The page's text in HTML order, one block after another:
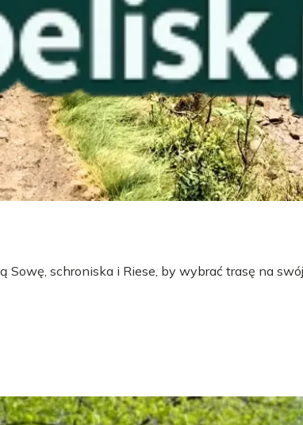
schroniska i Riese, by wybrać trasę na